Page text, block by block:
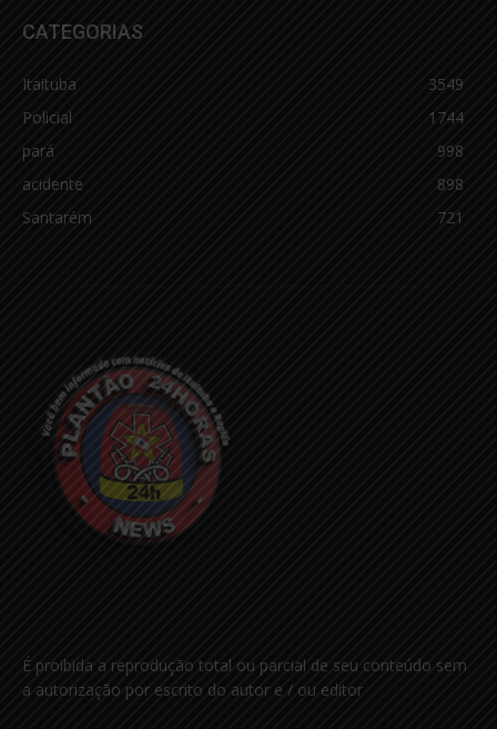
CATEGORIAS
Itaituba
3549
Policial
1744
pará
998
acidente
898
Santarém
721
É proibida a reprodução total ou parcial de seu conteúdo sem
a autorização por escrito do autor e / ou editor